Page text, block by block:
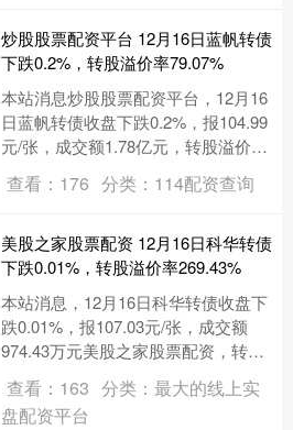
炒股股票配资平台 12月16日蓝帆转债
下跌0.2%，转股溢价率79.07%
本站消息炒股股票配资平台，12月16
日蓝帆转债收盘下跌0.2%，报104.99
元/张，成交额1.78亿元，转股溢价率
79.07%。 资料显示，蓝帆转债信用
级别为....
查看：176 分类：114配资查询
美股之家股票配资 12月16日科华转债
下跌0.01%，转股溢价率269.43%
本站消息，12月16日科华转债收盘下
跌0.01%，报107.03元/张，成交额
974.43万元美股之家股票配资，转股
溢价率269.43%。 资料显示，科华转
债信....
查看：163 分类：最大的线上实
盘配资平台